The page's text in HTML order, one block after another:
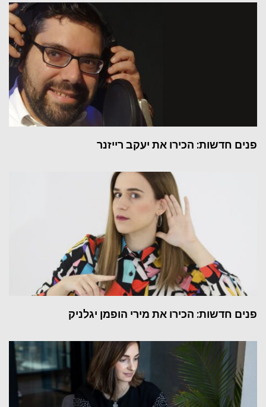
פנים חדשות: הכירו את יעקב רייזנר
פנים חדשות: הכירו את מירי הופמן יגלניק